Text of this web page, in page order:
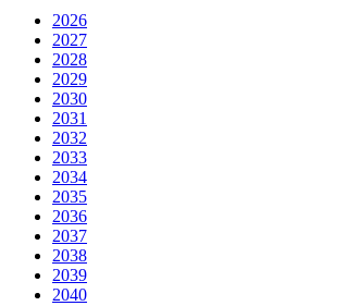
2026
2027
2028
2029
2030
2031
2032
2033
2034
2035
2036
2037
2038
2039
2040